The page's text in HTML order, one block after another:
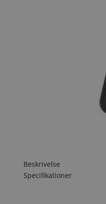
Beskrivelse
Specifikationer